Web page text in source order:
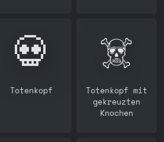
💀
Totenkopf
☠️
Totenkopf mit
gekreuzten
Knochen